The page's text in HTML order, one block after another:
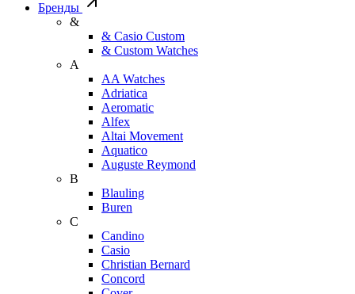
Бренды
&
& Casio Custom
& Custom Watches
A
AA Watches
Adriatica
Aeromatic
Alfex
Altai Movement
Aquatico
Auguste Reymond
B
Blauling
Buren
C
Candino
Casio
Christian Bernard
Concord